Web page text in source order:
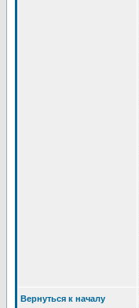
Вернуться к началу